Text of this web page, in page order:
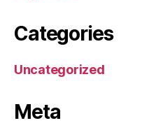
Categories
Uncategorized
Meta